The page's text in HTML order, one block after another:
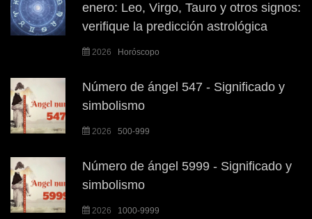
enero: Leo, Virgo, Tauro y otros signos:
verifique la predicción astrológica
2026 Horóscopo
Número de ángel 547 - Significado y
simbolismo
2026 500-999
Número de ángel 5999 - Significado y
simbolismo
2026 1000-9999